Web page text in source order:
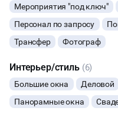
Мероприятия "под ключ"
Персонал по запросу
Трансфер
Фотограф
Интерьер/стиль (6)
Большие окна Деловой
Панорамные окна
КИНОПРОСМОТР
РЕПЕТИЦИИ